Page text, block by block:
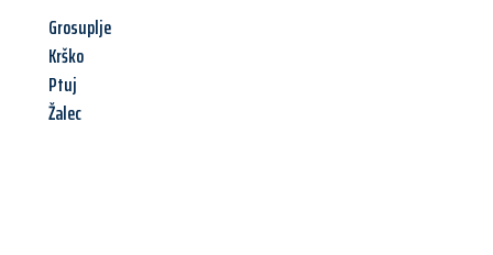
Grosuplje
Krško
Ptuj
Žalec